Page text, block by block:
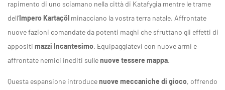
rapimento di uno sciamano nella città di Katafygia mentre le trame
dell'Impero Kartaçöl minacciano la vostra terra natale. Affrontate
nuove fazioni comandate da potenti maghi che sfruttano gli effetti di
appositi mazzi Incantesimo. Equipaggiatevi con nuove armi e
affrontate nemici inediti sullenuove tessere mappa.
Questa espansione introducenuove meccaniche di gioco, offrendo